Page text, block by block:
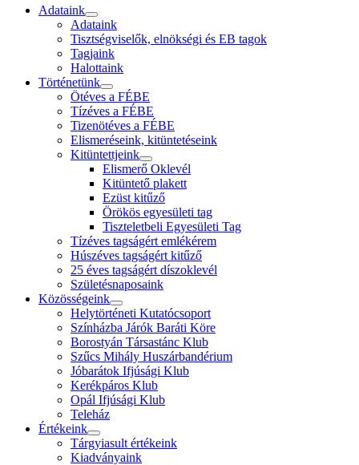
Adataink
Adataink
Tisztségviselők, elnökségi és EB tagok
Tagjaink
Halottaink
Történetünk
Ötéves a FÉBE
Tízéves a FÉBE
Tizenötéves a FÉBE
Elismeréseink, kitüntetéseink
Kitüntettjeink
Elismerő Oklevél
Kitüntető plakett
Ezüst kitűző
Örökös egyesületi tag
Tiszteletbeli Egyesületi Tag
Tízéves tagságért emlékérem
Húszéves tagságért kitűző
25 éves tagságért díszoklevél
Születésnaposaink
Közösségeink
Helytörténeti Kutatócsoport
Színházba Járók Baráti Köre
Borostyán Társastánc Klub
Szűcs Mihály Huszárbandérium
Jóbarátok Ifjúsági Klub
Kerékpáros Klub
Opál Ifjúsági Klub
Teleház
Értékeink
Tárgyiasult értékeink
Kiadványaink